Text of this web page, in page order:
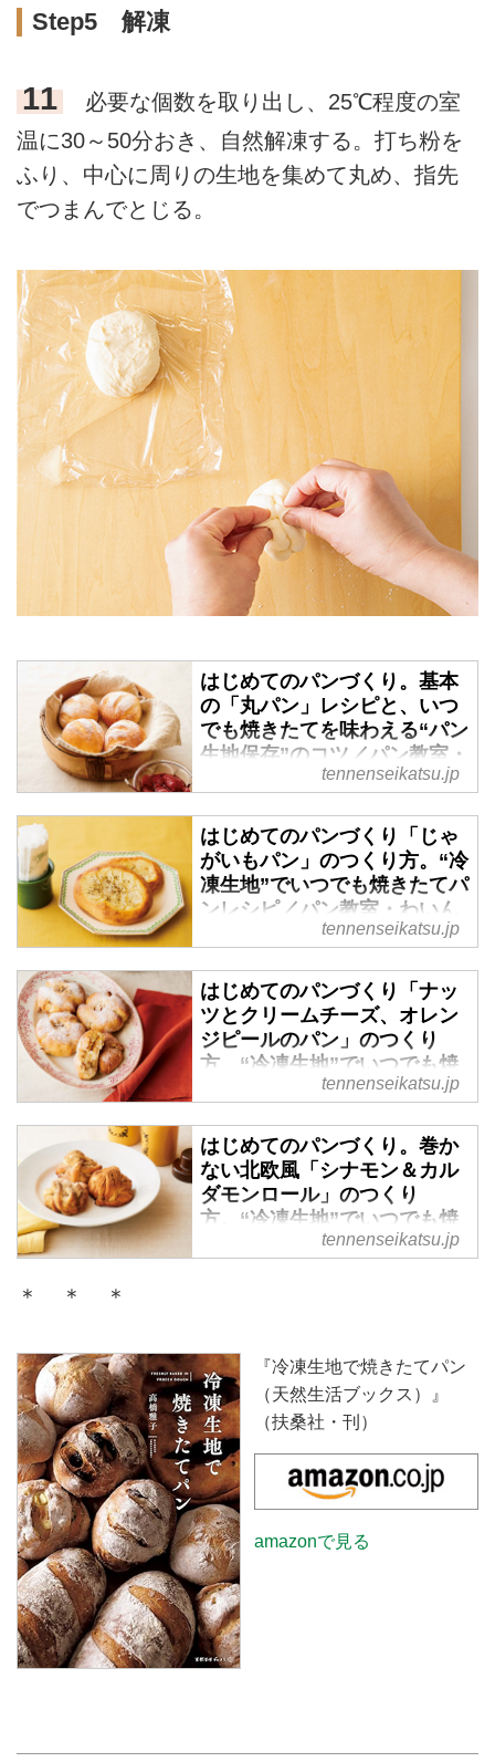
Step5 解凍
11
必要な個数を取り出し、25℃程度の室
温に30～50分おき、自然解凍する。打ち粉を
ふり、中心に周りの生地を集めて丸め、指先
でつまんでとじる。
はじめてのパンづくり。基本
の「丸パン」レシピと、いつ
でも焼きたてを味わえる“パン
生地保存”のコツ／パン教室・
わいんのある12ヶ月 高橋雅子
毎日のごはんを炊くように、手づ
くりのパンを焼く。人気パン教室
「わいんのある12ヶ月」主宰の高
橋雅子さんに、初心者でもチャレ
ンジしやすい基本の「丸パン」の
けば幾通りにもアレンジ可能な、
基本の生地です。いつでも焼きた
てを味わえる、保存や焼き方のコ
ツも紹介します。 （『天然生
活』2021年6月号掲載）
tennenseikatsu.jp
はじめてのパンづくり「じゃ
がいもパン」のつくり方。“冷
凍生地”でいつでも焼きたてパ
ンレシピ／パン教室・わいん
のある12ヶ月 高橋雅子さん -
毎日のごはんを炊くように、手づ
くりのパンを焼く。人気パン教室
「わいんのある12ヶ月」主宰の高
橋雅子さんに、食事やお酒のお供
として楽しめる「じゃがいもパ
シピに登場する基本のパン生地を
小分け＆冷凍しておけば、いつで
もパンづくりを楽しめます。
（『天然生活』2021年6月号掲
tennenseikatsu.jp
はじめてのパンづくり「ナッ
ツとクリームチーズ、オレン
ジピールのパン」のつくり
方。“冷凍生地”でいつでも焼
きたてパンレシピ／パン教
雅子さん - 天然生活web
毎日のごはんを炊くように、手づ
くりのパンを焼く。人気パン教室
「わいんのある12ヶ月」主宰の高
橋雅子さんに、見た目もかわいい
本のパン生地を小分け＆冷凍して
おけば、いつでもパンづくりを楽
しめます。 （『天然生活』2021
年6月号掲載）
tennenseikatsu.jp
はじめてのパンづくり。巻か
ない北欧風「シナモン＆カル
ダモンロール」のつくり
方。“冷凍生地”でいつでも焼
きたてパンレシピ／パン教
くりのパンを焼く。人気パン教室
「わいんのある12ヶ月」主宰の高
橋雅子さんに、スウェーデン流の
巻かない「シナモン＆カルダモン
ロール ノルディック風」のつく
り方を教わります。レシピに登場
する基本のパン生地を小分け＆冷
凍しておけば、いつでもパンづく
りを楽しめます。 （『天然生
活』2021年6月号掲載）
tennenseikatsu.jp
＊ ＊ ＊
『冷凍生地で焼きたてパン
（天然生活ブックス）』
（扶桑社・刊）
amazonで見る